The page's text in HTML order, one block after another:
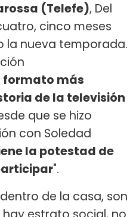
(Telefe), Del
cinco meses
la nueva temporada.
formato más
de la televisión
que se hizo
con Soledad
la potestad de
".
de la casa, son